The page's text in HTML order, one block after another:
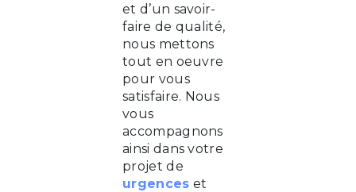
et d’un savoir-
faire de qualité,
nous mettons
tout en oeuvre
pour vous
satisfaire. Nous
vous
accompagnons
ainsi dans votre
projet de
urgences et